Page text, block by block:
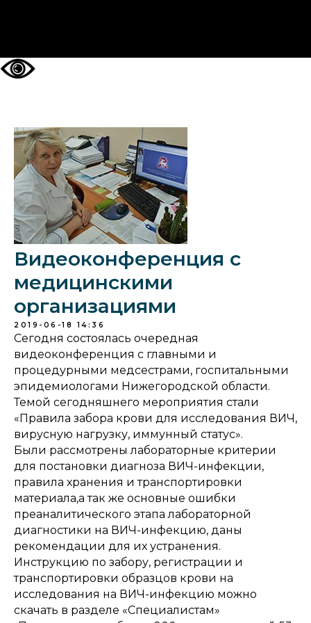
Видеоконференция с
медицинскими
организациями
2019-06-18 14:36
Сегодня состоялась очередная
видеоконференция с главными и
процедурными медсестрами, госпитальными
эпидемиологами Нижегородской области.
Темой сегодняшнего мероприятия стали
«Правила забора крови для исследования ВИЧ,
вирусную нагрузку, иммунный статус».
Были рассмотрены лабораторные критерии
для постановки диагноза ВИЧ-инфекции,
правила хранения и транспортировки
материала,а так же основные ошибки
преаналитического этапа лабораторной
диагностики на ВИЧ-инфекцию, даны
рекомендации для их устранения.
Инструкцию по забору, регистрации и
транспортировки образцов крови на
исследования на ВИЧ-инфекцию можно
скачать в разделе «Специалистам»